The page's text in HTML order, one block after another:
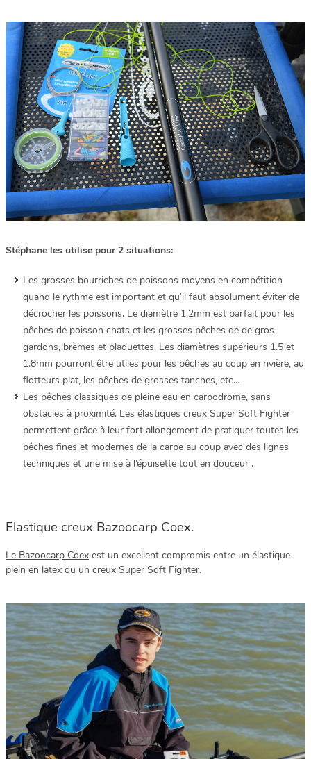
Stéphane les utilise pour 2 situations:
Les grosses bourriches de poissons moyens en compétition
quand le rythme est important et qu’il faut absolument éviter de
décrocher les poissons. Le diamètre 1.2mm est parfait pour les
pêches de poisson chats et les grosses pêches de de gros
gardons, brèmes et plaquettes. Les diamètres supérieurs 1.5 et
1.8mm pourront être utiles pour les pêches au coup en rivière, au
flotteurs plat, les pêches de grosses tanches, etc…
Les pêches classiques de pleine eau en carpodrome, sans
obstacles à proximité. Les élastiques creux Super Soft Fighter
permettent grâce à leur fort allongement de pratiquer toutes les
pêches fines et modernes de la carpe au coup avec des lignes
techniques et une mise à l’épuisette tout en douceur .
Elastique creux Bazoocarp Coex.
Le Bazoocarp Coex est un excellent compromis entre un élastique
plein en latex ou un creux Super Soft Fighter.